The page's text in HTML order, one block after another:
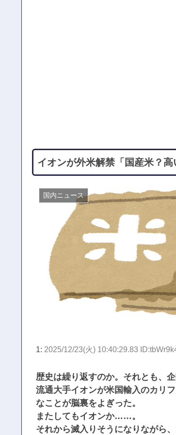
イオンが外米解禁「国産米？高
国内ニュース
1: 2025/12/23(火) 10:40:29.83
歴史は繰り返すのか。それとも、企
流通大手イオンが米国輸入のカリ
なことが脳裏をよぎった。
またしてもイオンか……。
それから滅入りそうになりながら